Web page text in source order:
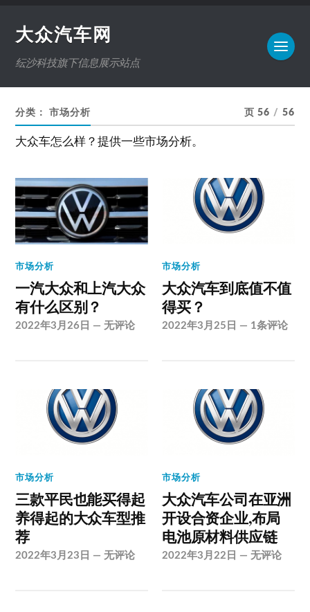
大众汽车网
纭沙科技旗下信息展示站点
分类：市场分析 页 56 / 56
大众车怎么样？提供一些市场分析。
市场分析
一汽大众和上汽大众
有什么区别？
2022年3月26日 —无评论
市场分析
大众汽车到底值不值
得买？
2022年3月25日 — 1条评论
市场分析
三款平民也能买得起
养得起的大众车型推
荐
2022年3月23日 —无评论
市场分析
大众汽车公司在亚洲
开设合资企业,布局
电池原材料供应链
2022年3月22日 —无评论